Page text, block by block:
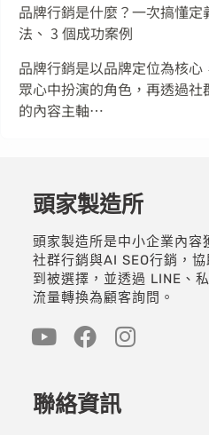
品牌行銷是什麼？一次搞懂
法、 3 個成功案例
品牌行銷是以品牌定位為核
眾心中扮演的角色，再透過社
的內容主軸…
頭家製造所
頭家製造所是中小企業內容
社群行銷與AI SEO行銷，
到被選擇，並透過 LINE、
流量轉換為顧客詢問。
聯絡資訊